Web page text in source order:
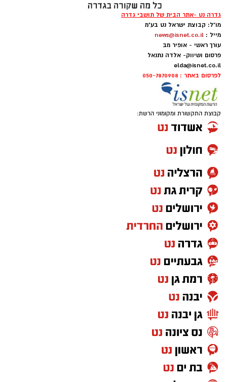
גדרה נט -אתר הבית של תושבי גדרה
מו"ל: קבוצת ישראל נט בע"מ
מייל : news@isnet.co.il
עורך ראשי - אופיר מב
פרסום ושיווק- אלדה נתנאל
elda@isnet.co.il
לפרסום באתר : 050-7870908
קבוצת התקשורת ומקומוני הרשת: